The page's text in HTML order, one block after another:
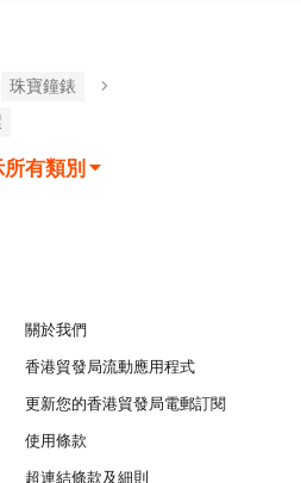
珠寶鐘錶
有類別
關於我們
香港貿發局流動應用程式
更新您的香港貿發局電郵訂閱
使用條款
超連結條款及細則